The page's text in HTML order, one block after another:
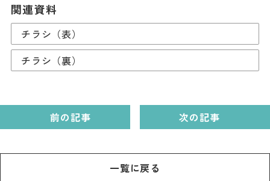
関連資料
チラシ（表）
チラシ（裏）
前の記事
一覧に戻る
次の記事